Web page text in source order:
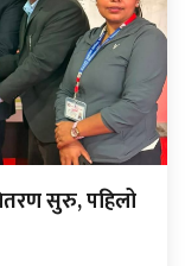
सुरु, पहिलो